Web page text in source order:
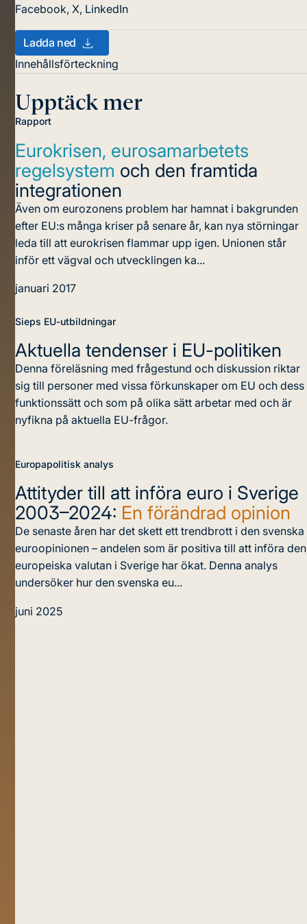
Facebook,X, LinkedIn
Ladda ned
Innehållsförteckning
Upptäck mer
Rapport
Eurokrisen, eurosamarbetets
regelsystem och den framtida
integrationen
Även om eurozonens problem har hamnat i bakgrunden
efter EU:s många kriser på senare år, kan nya störningar
leda till att eurokrisen flammar upp igen. Unionen står
inför ett vägval och utvecklingen ka...
januari 2017
Sieps EU-utbildningar
Aktuella tendenser i EU-politiken
Denna föreläsning med frågestund och diskussion riktar
sig till personer med vissa förkunskaper om EU och dess
funktionssätt och som på olika sätt arbetar med och är
nyfikna på aktuella EU-frågor.
Europapolitisk analys
Attityder till att införa euro i Sverige
2003–2024: En förändrad opinion
De senaste åren har det skett ett trendbrott i den svenska
euroopinionen – andelen som är positiva till att införa den
europeiska valutan i Sverige har ökat. Denna analys
undersöker hur den svenska eu...
juni 2025